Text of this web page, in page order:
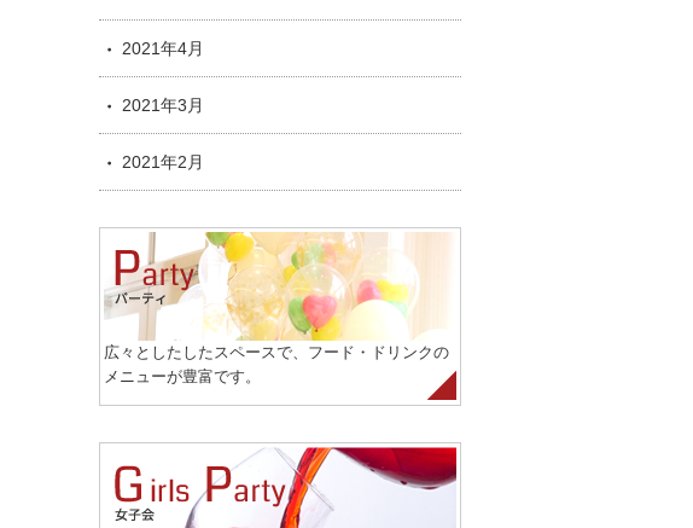
2021年4月
2021年3月
2021年2月
広々としたしたスペースで、フード・ドリンクの
メニューが豊富です。